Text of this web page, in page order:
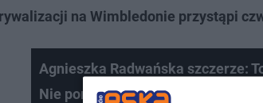
na Wimbledonie przystąpi
Agnieszka Radwańska szczerze:
Nie porzucam tenisa, zagram